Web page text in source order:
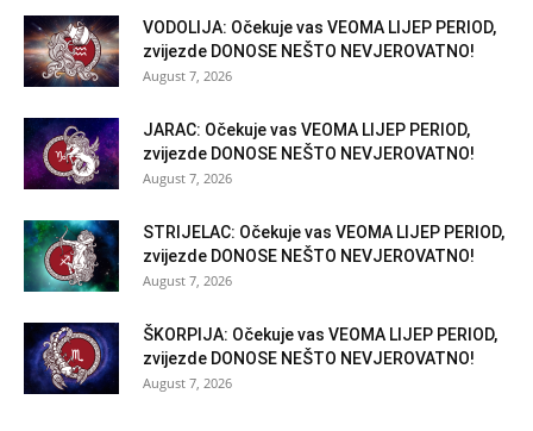
VODOLIJA: Očekuje vas VEOMA LIJEP PERIOD,
zvijezde DONOSE NEŠTO NEVJEROVATNO!
August 7, 2026
JARAC: Očekuje vas VEOMA LIJEP PERIOD,
zvijezde DONOSE NEŠTO NEVJEROVATNO!
August 7, 2026
STRIJELAC: Očekuje vas VEOMA LIJEP PERIOD,
zvijezde DONOSE NEŠTO NEVJEROVATNO!
August 7, 2026
ŠKORPIJA: Očekuje vas VEOMA LIJEP PERIOD,
zvijezde DONOSE NEŠTO NEVJEROVATNO!
August 7, 2026